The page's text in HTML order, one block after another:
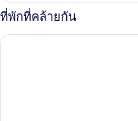
กับ
ห้อง
พัก
ที่พักที่คล้ายกัน
ซามา โรงแรม เชอริฟ บาช